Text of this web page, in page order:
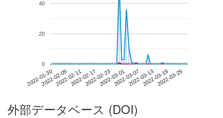
2022-01-302022-02-052022-02-112022-02-172022-02-232022-03-012022-03-072022-03-132022-03-192022-03-25
0
20
40
外部データベース (DOI)